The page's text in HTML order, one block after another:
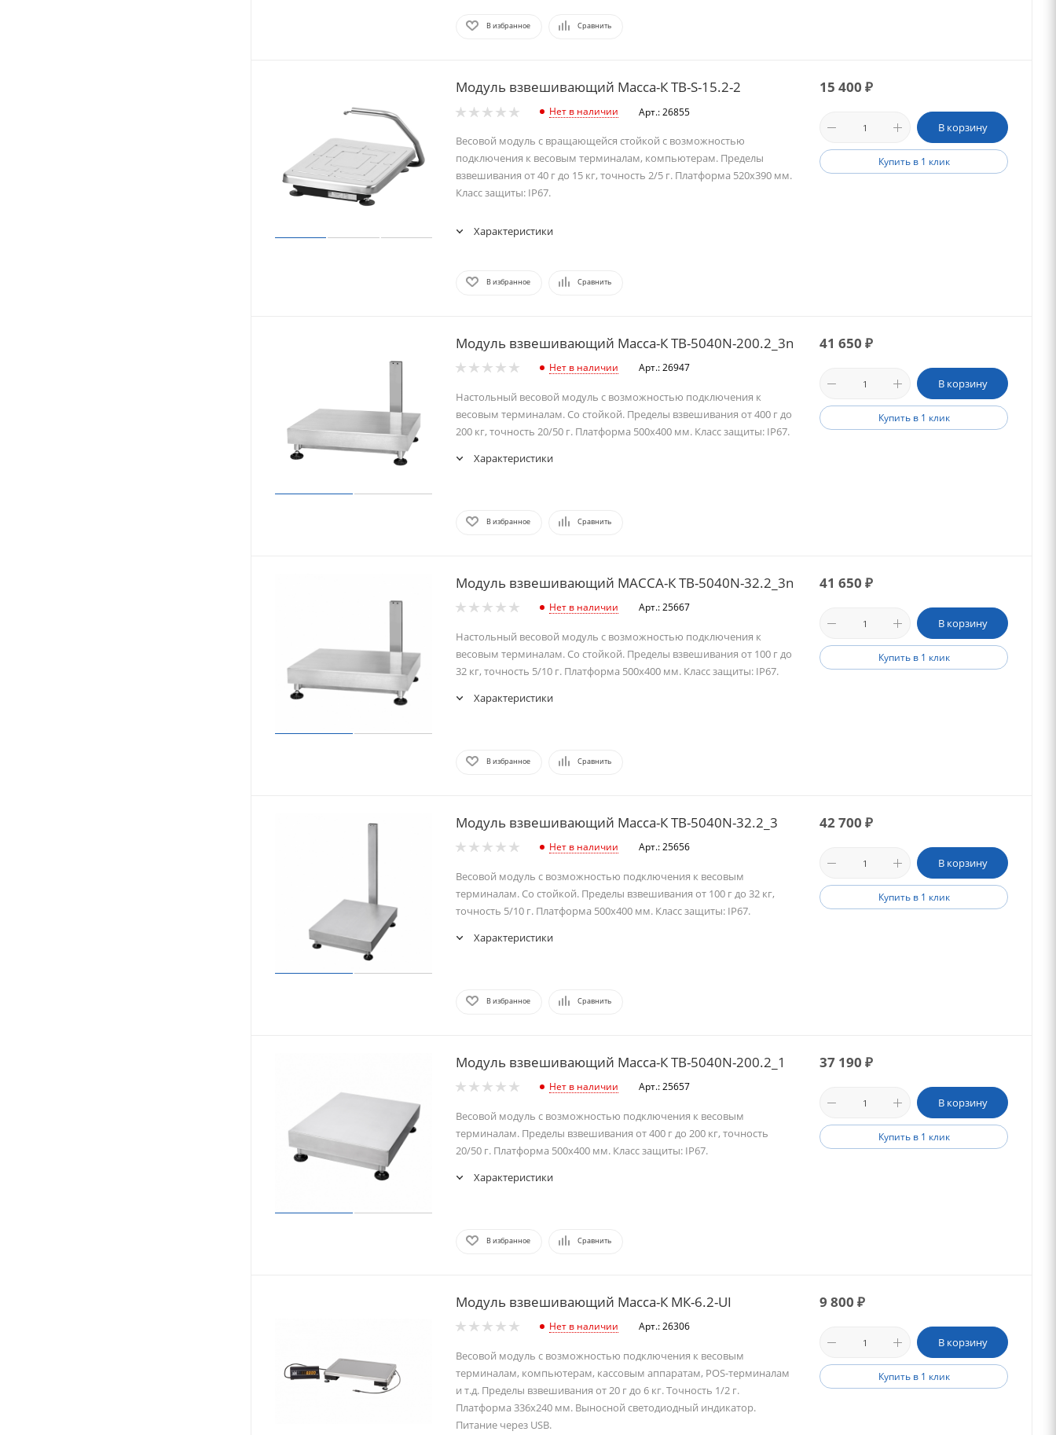
В избранное Сравнить
Модуль взвешивающий Масса-К ТВ-S-15.2-2
Нет в наличии Арт.: 26855
Весовой модуль с вращающейся стойкой с возможностью
подключения к весовым терминалам, компьютерам. Пределы
взвешивания от 40 г до 15 кг, точность 2/5 г. Платформа 520х390 мм.
Класс защиты: IP67.
Характеристики
В избранное Сравнить
15 400 ₽
В корзину
Купить в 1 клик
Модуль взвешивающий Масса-К ТВ-5040N-200.2_3n
Нет в наличии Арт.: 26947
Настольный весовой модуль с возможностью подключения к
весовым терминалам. Со стойкой. Пределы взвешивания от 400 г до
200 кг, точность 20/50 г. Платформа 500х400 мм. Класс защиты: IP67.
Характеристики
В избранное Сравнить
41 650 ₽
В корзину
Купить в 1 клик
Модуль взвешивающий МАССА-К ТВ-5040N-32.2_3n
Нет в наличии Арт.: 25667
Настольный весовой модуль с возможностью подключения к
весовым терминалам. Со стойкой. Пределы взвешивания от 100 г до
32 кг, точность 5/10 г. Платформа 500х400 мм. Класс защиты: IP67.
Характеристики
В избранное Сравнить
41 650 ₽
В корзину
Купить в 1 клик
Модуль взвешивающий Масса-К ТВ-5040N-32.2_3
Нет в наличии Арт.: 25656
Весовой модуль с возможностью подключения к весовым
терминалам. Со стойкой. Пределы взвешивания от 100 г до 32 кг,
точность 5/10 г. Платформа 500х400 мм. Класс защиты: IP67.
Характеристики
В избранное Сравнить
42 700 ₽
В корзину
Купить в 1 клик
Модуль взвешивающий Масса-К ТВ-5040N-200.2_1
Нет в наличии Арт.: 25657
Весовой модуль с возможностью подключения к весовым
терминалам. Пределы взвешивания от 400 г до 200 кг, точность
20/50 г. Платформа 500х400 мм. Класс защиты: IP67.
Характеристики
В избранное Сравнить
37 190 ₽
В корзину
Купить в 1 клик
Модуль взвешивающий Масса-К МК-6.2-UI
Нет в наличии Арт.: 26306
Весовой модуль с возможностью подключения к весовым
терминалам, компьютерам, кассовым аппаратам, POS-терминалам
и т.д. Пределы взвешивания от 20 г до 6 кг. Точность 1/2 г.
Платформа 336х240 мм. Выносной светодиодный индикатор.
Питание через USB.
9 800 ₽
В корзину
Купить в 1 клик